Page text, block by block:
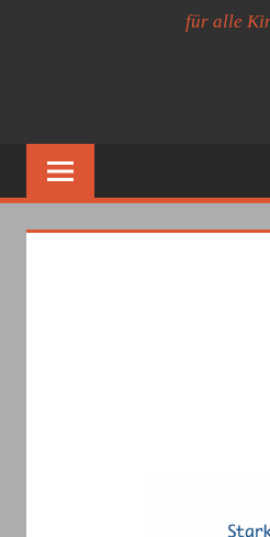
für alle